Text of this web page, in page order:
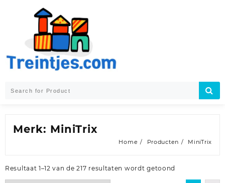
Merk: MiniTrix
Home Producten MiniTrix
Resultaat 1–12 van de 217 resultaten wordt getoond